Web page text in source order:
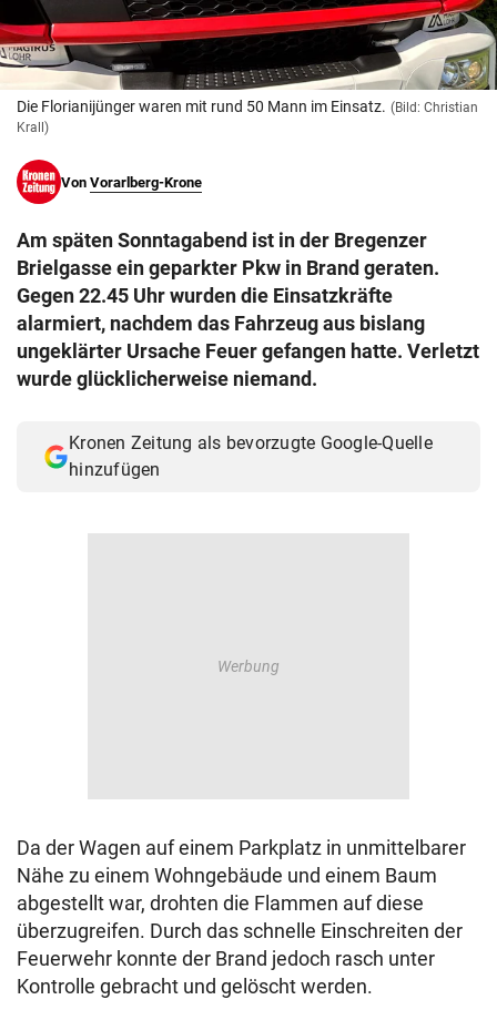
© Krone Multimedia GmbH & Co KG 2026
Muthgasse 2, 1190 Wien
Die Florianijünger waren mit rund 50 Mann im Einsatz. (Bild: Christian
Krall)
Von Vorarlberg-Krone
Am späten Sonntagabend ist in der Bregenzer
Brielgasse ein geparkter Pkw in Brand geraten.
Gegen 22.45 Uhr wurden die Einsatzkräfte
alarmiert, nachdem das Fahrzeug aus bislang
ungeklärter Ursache Feuer gefangen hatte. Verletzt
wurde glücklicherweise niemand.
Kronen Zeitung als bevorzugte Google-Quelle
hinzufügen
Da der Wagen auf einem Parkplatz in unmittelbarer
Nähe zu einem Wohngebäude und einem Baum
abgestellt war, drohten die Flammen auf diese
überzugreifen. Durch das schnelle Einschreiten der
Feuerwehr konnte der Brand jedoch rasch unter
Kontrolle gebracht und gelöscht werden.